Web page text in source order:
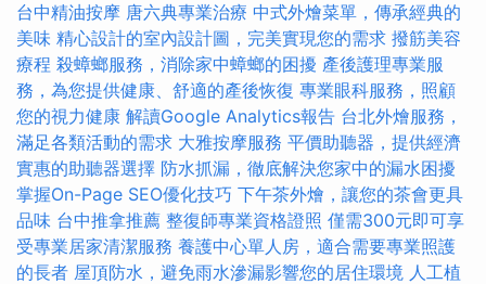
台中精油按摩 唐六典專業治療 中式外燴菜單，傳承經典的
美味 精心設計的室內設計圖，完美實現您的需求 撥筋美容
療程 殺蟑螂服務，消除家中蟑螂的困擾 產後護理專業服
務，為您提供健康、舒適的產後恢復 專業眼科服務，照顧
您的視力健康 解讀Google Analytics報告 台北外燴服務，
滿足各類活動的需求 大雅按摩服務 平價助聽器，提供經濟
實惠的助聽器選擇 防水抓漏，徹底解決您家中的漏水困擾
掌握On-Page SEO優化技巧 下午茶外燴，讓您的茶會更具
品味 台中推拿推薦 整復師專業資格證照 僅需300元即可享
受專業居家清潔服務 養護中心單人房，適合需要專業照護
的長者 屋頂防水，避免雨水滲漏影響您的居住環境 人工植